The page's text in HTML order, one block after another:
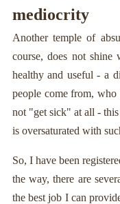
mediocrity
Another temple of
course, does not
healthy and useful - a
people come from, who
not "get sick" at all -
is oversaturated with
So, I have been
the way, there are
the best job I can